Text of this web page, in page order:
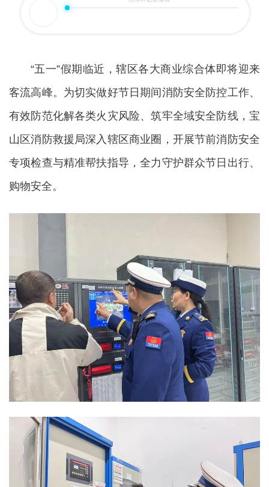
“五一”假期临近，辖区各大商业综合体即将迎来
客流高峰。为切实做好节日期间消防安全防控工作、
有效防范化解各类火灾风险、筑牢全域安全防线，宝
山区消防救援局深入辖区商业圈，开展节前消防安全
专项检查与精准帮扶指导，全力守护群众节日出行、
购物安全。